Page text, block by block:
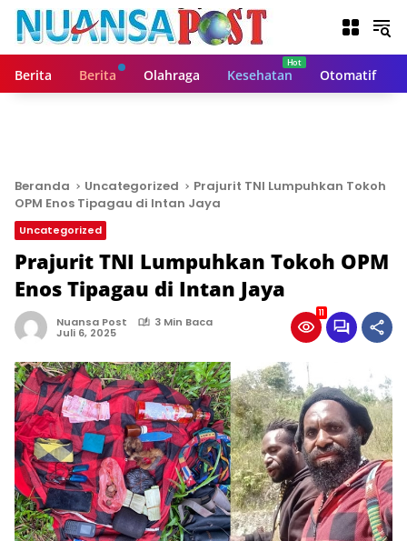
Berita Berita Olahraga Kesehatan Otomatif
Beranda Uncategorized
Prajurit TNI Lumpuhkan Tokoh
OPM Enos Tipagau di Intan Jaya
Uncategorized
Prajurit TNI Lumpuhkan Tokoh OPM
Enos Tipagau di Intan Jaya
Nuansa Post 3 Min Baca
Juli 6, 2025
11